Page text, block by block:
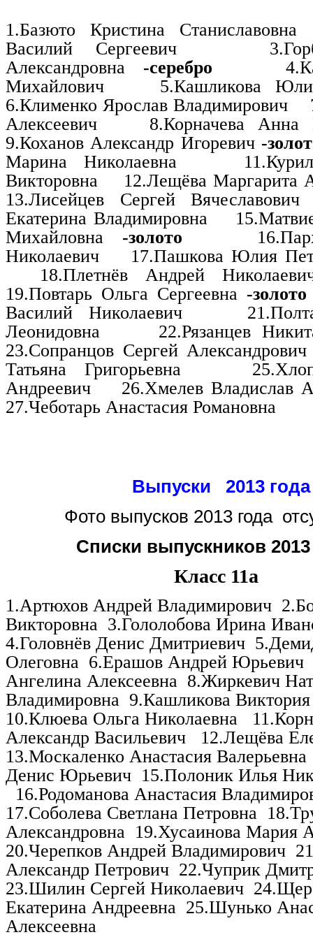
1.Базюто Кристина Станиславовна
Василий Сергеевич
Александровна -серебро
Михайлович
5.Кашликова
6.Клименко Ярослав Владимирович
Алексеевич
8.Корначева Анна
9.Коханов Александр Игоревич -
Марина Николаевна
Викторовна
12.Лещёва Маргарита
13.Лисейцев Сергей Вячеславович
Екатерина Владимировна
Михайловна -золото
Николаевич
17.Пашкова Юлия
18.Плетнёв Андрей
19.Повтарь Ольга Сергеевна -золото
Василий Николаевич
Леонидовна
22.Рязанцев
23.Сопранцов Сергей Александрович
Татьяна Григорьевна
Андреевич
26.Хмелев Владислав
27.Чеботарь Анастасия Романовна
Выпуски 2013 года
Фото выпусков 2013 года
Списки выпускников
Класс 11а
1.Артюхов Андрей Владимирович
Викторовна 3.Гололобова Ирина
4.Головнёв Денис Дмитриевич
Олеговна 6.Ерашов Андрей Юрьевич
Ангелина Алексеевна 8.Жиркевич
Владимировна 9.Кашликова
10.Клюева Ольга Николаевна
Александр Васильевич
12.Лещёва
13.Москаленко Анастасия Валерьевна
Денис Юрьевич 15.Полоник Илья
16.Родоманова Анастасия
17.Соболева Светлана Петровна
Александровна
19.Хусаинова Мария
20.Черепков Андрей Владимирович
Александр Петрович 22.Чуприк
23.Шилин Сергей Николаевич
Екатерина Андреевна 25.Шунько
Алексеевна